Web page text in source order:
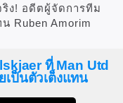
ริง! อดีตผู้จัดการทีม
Ruben Amorim
ที่ Man Utd
เป็นตัวเต็งแทน